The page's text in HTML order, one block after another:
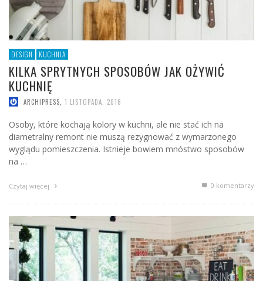
DESIGN KUCHNIA
KILKA SPRYTNYCH SPOSOBÓW JAK OŻYWIĆ
KUCHNIĘ
ARCHIPRESS 1 LISTOPADA, 2016
Osoby, które kochają kolory w kuchni, ale nie stać ich na
diametralny remont nie muszą rezygnować z wymarzonego
wyglądu pomieszczenia. Istnieje bowiem mnóstwo sposobów
na …
Czytaj więcej 0 komentarzy